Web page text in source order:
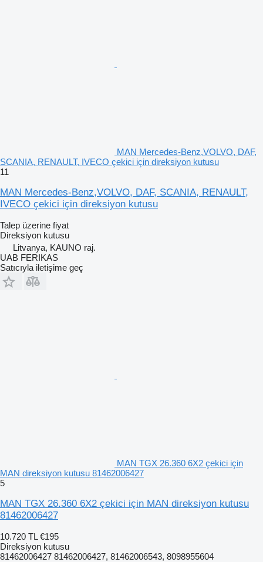
MAN Mercedes-Benz,VOLVO, DAF,
SCANIA, RENAULT, IVECO çekici için direksiyon kutusu
11
MAN Mercedes-Benz,VOLVO, DAF, SCANIA, RENAULT,
IVECO çekici için direksiyon kutusu
Talep üzerine fiyat
Direksiyon kutusu
Litvanya, KAUNO raj.
UAB FERIKAS
Satıcıyla iletişime geç
MAN TGX 26.360 6X2 çekici için
MAN direksiyon kutusu 81462006427
5
MAN TGX 26.360 6X2 çekici için MAN direksiyon kutusu
81462006427
10.720 TL €195
Direksiyon kutusu
81462006427 81462006427, 81462006543, 8098955604